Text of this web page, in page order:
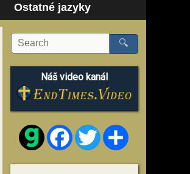
Ostatné jazyky
🔍
Náš video kanál
FacebookTwitter